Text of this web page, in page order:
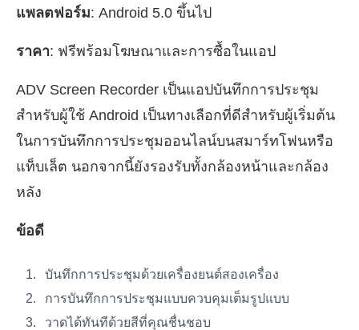
แพลตฟอร์ม: Android 5.0 ขึ้นไป
ราคา: ฟรีพร้อมโฆษณาและการซื้อในแอป
ADV Screen Recorder เป็นแอปบันทึกการประชุม
สำหรับผู้ใช้ Android เป็นทางเลือกที่ดีสำหรับผู้เริ่มต้น
ในการบันทึกการประชุมออนไลน์บนสมาร์ทโฟนหรือ
แท็บเล็ต นอกจากนี้ยังรองรับทั้งกล้องหน้าและกล้อง
หลัง
ข้อดี
บันทึกการประชุมด้วยเครื่องยนต์สองเครื่อง
การบันทึกการประชุมแบบควบคุมเต็มรูปแบบ
วาดได้ทันทีด้วยสีที่คุณชื่นชอบ